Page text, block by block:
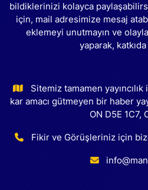
bildiklerinizi kolayca
için, mail adresimize mesaj
eklemeyi unutmayın ve
yaparak,
Sitemiz tamamen
kar amacı gütmeyen bir haber
ON D5E 1C7,
Fikir ve Görüşleriniz için